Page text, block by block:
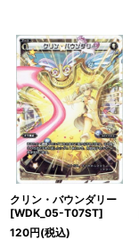
クリン・バウンダリー
[WDK_05-T07ST]
120円(税込)